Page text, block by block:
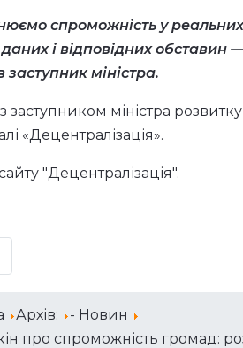
спроможність у
і відповідних обставин
міністра.
заступником міністра
«Децентралізація».
"Децентралізація".
Архів:
- Новин
про спроможність громад: